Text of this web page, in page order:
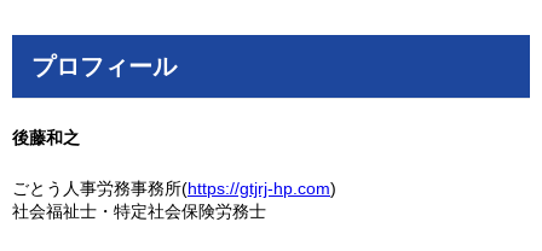
プロフィール
後藤和之
ごとう人事労務事務所(https://gtjrj-hp.com)
社会福祉士・特定社会保険労務士